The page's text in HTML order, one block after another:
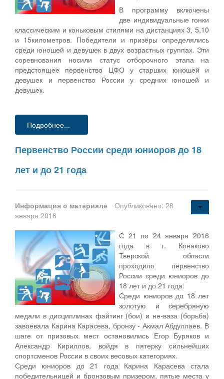
В программу включены
две индивидуальные гонки
классическим и коньковым стилями на дистанциях 3, 5,10
и 15километров. Победители и призёры определялись
среди юношей и девушек в двух возрастных группах. Эти
соревнования носили статус отборочного этапа на
предстоящее первенство ЦФО у старших юношей и
девушек и первенство России у средних юношей и
девушек.
Подробнее...
Первенство России среди юниоров до 18
лет и до 21 года
Информация о материале
Опубликовано: 28
января 2016
С 21 по 24 января 2016
года в г. Конаково
Тверской области
проходило первенство
России среди юниоров до
18 лет и до 21 года.
Среди юниоров до 18 лет
золотую и серебряную
медали в дисциплинах файтинг (бои) и не-ваза (борьба)
завоевала Карина Карасева, бронзу - Акмал Абдуллаев. В
шаге от призовых мест остановились Егор Буряков и
Александр Кириллов, войдя в пятерку сильнейших
спортсменов России в своих весовых категориях.
Среди юниоров до 21 года Карина Карасева стала
победительницей и бронзовым призером, пятые места у